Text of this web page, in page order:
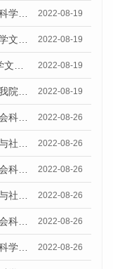
8月17日《湾区财经》报道我院与社会科学文献出版社联合发布的《广州蓝皮书：广州经济发展报告（2022）》的媒体文章 2022-08-19
8月18日《新快报》报道我院与社会科学文献出版社联合发布的《广州蓝皮书：广州经济发展报告（2022）》的媒体文章 2022-08-19
8月18日《花城+》报道我院与社会科学文献出版社联合发布的《广州蓝皮书：广州经济发展报告（2022）》的媒体文章 2022-08-19
8月18日《经济日报新闻客户端》报道我院与社会科学文献出版社联合发布的《广州蓝皮书：广州经济发展报告（2022）》的媒体文章 2022-08-19
8月24日《中国发展网》报道我院与社会科学文献出版社联合发布《广州蓝皮书：广州城市国际化发展报告（2022）》的媒体文章 2022-08-26
8月24日《广州日报客户端》报道我院与社会科学文献出版社联合发布《广州蓝皮书：广州城市国际化发展报告（2022）》的媒体文章 2022-08-26
8月24日《中国发展网》报道我院与社会科学文献出版社联合发布《广州蓝皮书：广州城市国际化发展报告（2022）》的媒体文章 2022-08-26
8月25日《中国社会科学网》报道我院与社会科学文献出版社联合发布《广州蓝皮书：广州城市国际化发展报告（2022）》的媒体文章 2022-08-26
8月24日《中国新闻网》报道我院与社会科学文献出版社联合发布《广州蓝皮书：广州城市国际化发展报告（2022）》的媒体文章 2022-08-26
8月24日《羊城晚报》报道我院与社会科学文献出版社联合发布《广州蓝皮书：广州城市国际化发展报告（2022）》的媒体文章 2022-08-26